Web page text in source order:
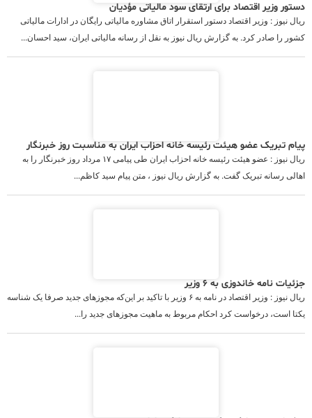
دستور وزیر اقتصاد برای ارتقای سود مالیاتی مؤدیان
ریال نیوز : وزیر اقتصاد دستور استقرار اتاق مشاوره مالیاتی رایگان در ادارات مالیاتی
کشور را صادر کرد. به گزارش ریال نیوز به نقل از رسانه مالیاتی ایران، سید احسان...
پیام تبریک عضو هیئت رئیسه خانه احزاب ایران به مناسبت روز خبرنگار
ریال نیوز : عضو هیئت رئیسه خانه احزاب ایران طی پیامی ۱۷ مرداد روز خبرنگار را به
اهالی رسانه تبریک گفت. به گزارش ریال نیوز ، متن پیام سید کاظم...
جزئیات نامه خاندوزی به ۶ وزیر
ریال نیوز : وزیر اقتصاد در نامه به ۶ وزیر با تاکید بر این‌که مجوزهای جدید صرفا یک شناسه
یکتا است، درخواست کرد احکام مربوط به ماهیت مجوزهای جدید را...